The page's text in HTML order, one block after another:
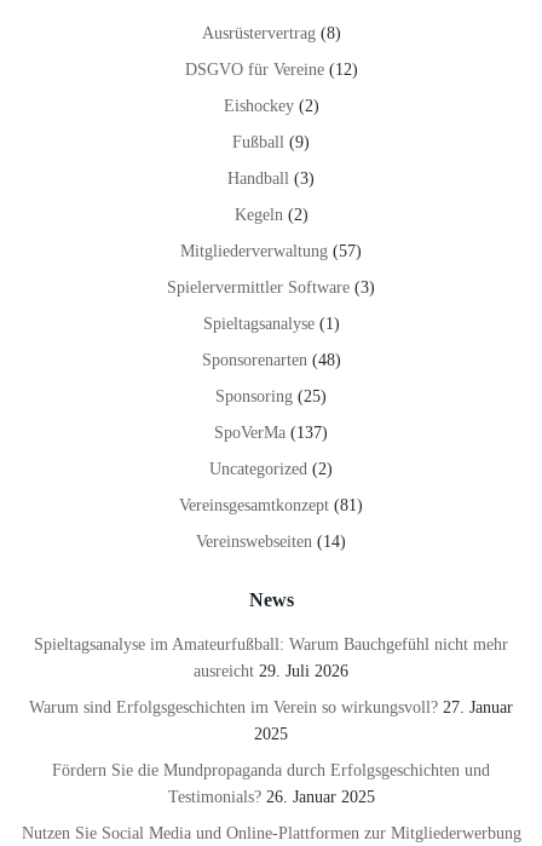
Ausrüstervertrag(8)
DSGVO für Vereine(12)
Eishockey(2)
Fußball (9)
Handball (3)
Kegeln(2)
Mitgliederverwaltung (57)
Spielervermittler Software (3)
Spieltagsanalyse(1)
Sponsorenarten(48)
Sponsoring (25)
SpoVerMa (137)
Uncategorized (2)
Vereinsgesamtkonzept (81)
Vereinswebseiten (14)
News
Spieltagsanalyse im Amateurfußball: Warum Bauchgefühl nicht mehr
ausreicht 29. Juli 2026
Warum sind Erfolgsgeschichten im Verein so wirkungsvoll? 27. Januar
2025
Fördern Sie die Mundpropaganda durch Erfolgsgeschichten und
Testimonials? 26. Januar 2025
Nutzen Sie Social Media und Online-Plattformen zur Mitgliederwerbung